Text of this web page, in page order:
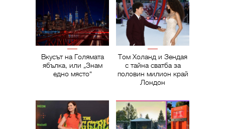
Вкусът на Голямата
ябълка, или „Знам
едно място“
Том Холанд и Зендая
с тайна сватба за
половин милион край
Лондон